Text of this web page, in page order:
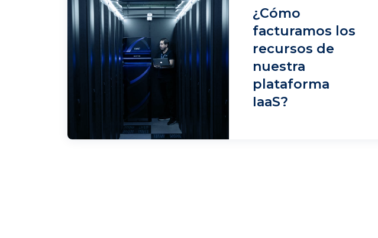
¿Cómo
facturamos los
recursos de
nuestra
plataforma
IaaS?